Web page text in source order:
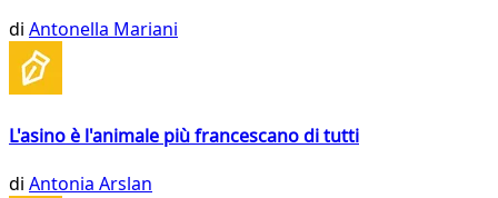
di Antonella Mariani
L'asino è l'animale più francescano di tutti
di Antonia Arslan